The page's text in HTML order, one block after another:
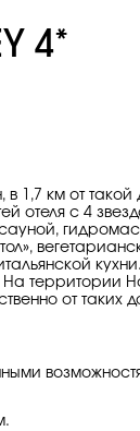
4*
1,7 км от
отеля с 4
территории
от